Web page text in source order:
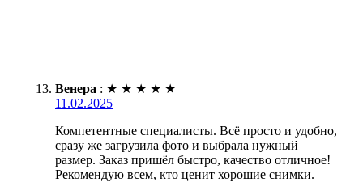
Венера : ★ ★ ★ ★ ★
11.02.2025
Компетентные специалисты. Всё просто и удобно,
сразу же загрузила фото и выбрала нужный
размер. Заказ пришёл быстро, качество отличное!
Рекомендую всем, кто ценит хорошие снимки.